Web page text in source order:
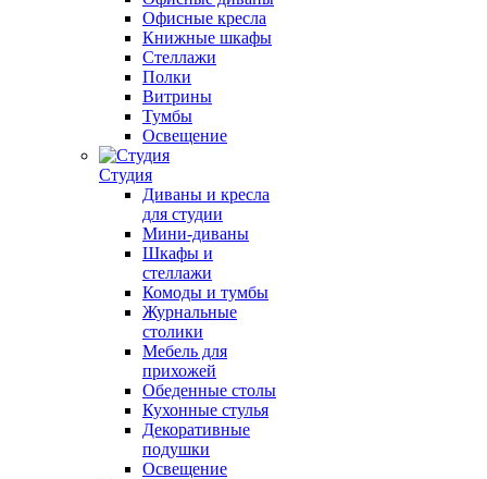
Офисные кресла
Книжные шкафы
Стеллажи
Полки
Витрины
Тумбы
Освещение
Студия
Диваны и кресла
для студии
Мини-диваны
Шкафы и
стеллажи
Комоды и тумбы
Журнальные
столики
Мебель для
прихожей
Обеденные столы
Кухонные стулья
Декоративные
подушки
Освещение